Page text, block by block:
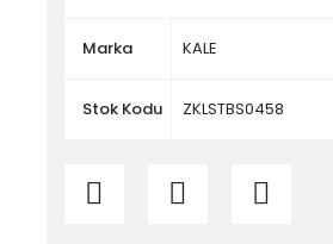
Marka KALE
Stok Kodu ZKLSTBS0458